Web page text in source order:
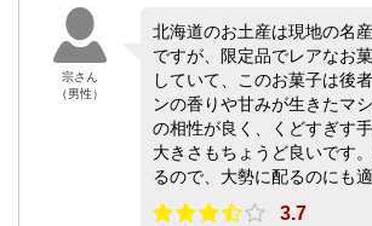
宗さん
（男性）
北海道のお土産は現地の名
ですが、限定品でレアなお
していて、このお菓子は後
ンの香りや甘みが生きたマ
の相性が良く、くどすぎす
大きさもちょうど良いです
るので、大勢に配るのにも
3.7